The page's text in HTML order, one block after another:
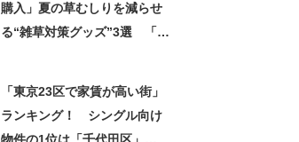
購入」夏の草むしりを減らせ
る“雑草対策グッズ”3選 「施
「東京23区で家賃が高い街」
ランキング！ シングル向け